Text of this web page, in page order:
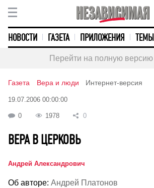
НОВОСТИ ГАЗЕТА ПРИЛОЖЕНИЯ ТЕМЫ
Перейти на полную версию
Газета Вера и люди Интернет-версия
19.07.2006 00:00:00
0 1978 0
ВЕРА В ЦЕРКОВЬ
Андрей Александрович
Об авторе: Андрей Платонов